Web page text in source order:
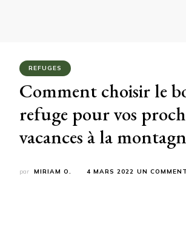
REFUGES
Comment choisir le
refuge pour vos
vacances à la
par MIRIAM O. 4 MARS 2022 UN